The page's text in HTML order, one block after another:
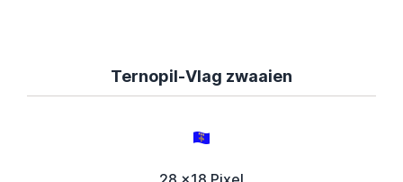
Ternopil-Vlag zwaaien